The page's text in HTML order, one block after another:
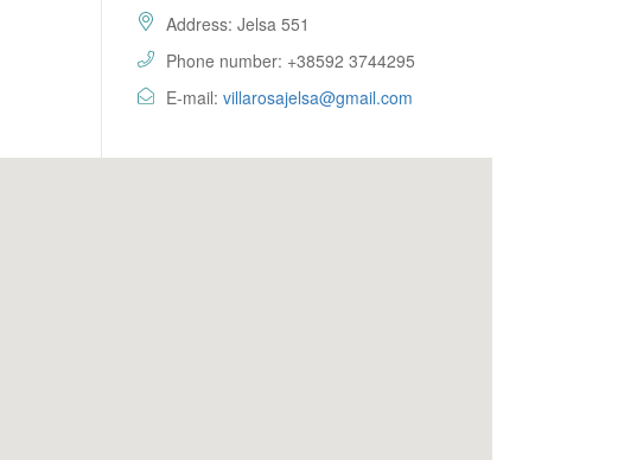
Address: Jelsa 551
Phone number: +38592 3744295
E-mail: villarosajelsa@gmail.com